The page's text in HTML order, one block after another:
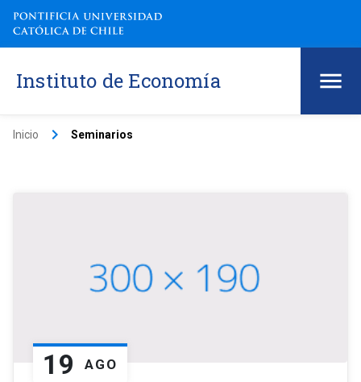
Instituto de Economía
Inicio keyboard_arrow_right Seminarios
19 AGO